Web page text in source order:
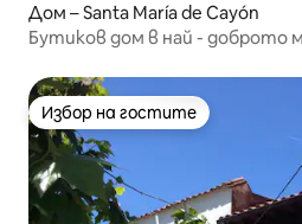
Дом – Santa María de Cayón
Бутиков дом в най - доброто
Избор на гостите
Избор на гостите